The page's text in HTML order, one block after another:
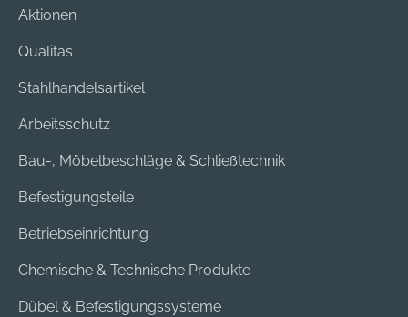
Aktionen
Qualitas
Stahlhandelsartikel
Arbeitsschutz
Bau-, Möbelbeschläge & Schließtechnik
Befestigungsteile
Betriebseinrichtung
Chemische & Technische Produkte
Dübel & Befestigungssysteme